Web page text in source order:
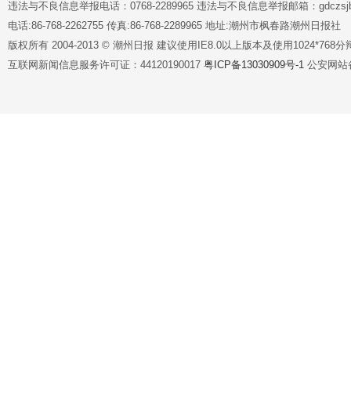
违法与不良信息举报电话：0768-2289965 违法与不良信息举报邮箱：
电话:86-768-2262755 传真:86-768-2289965 地址:潮州市枫春路潮州日报社
版权所有 2004-2013 © 潮州日报 建议使用IE8.0以上版本及使用1024*768分
互联网新闻信息服务许可证：44120190017 粤ICP备13030909号-1 公安网站